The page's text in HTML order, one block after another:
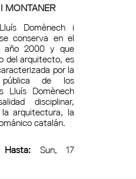
MONTANER
Domènech i
conserva en el
año 2000 y que
del arquitecto, es
por la
de los
Lluís Domènech
disciplinar,
arquitectura, la
catalán.
Hasta: Sun, 17